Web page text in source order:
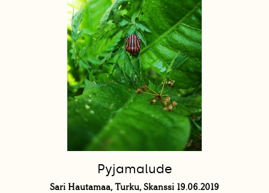
Pyjamalude
Sari Hautamaa, Turku, Skanssi 19.06.2019